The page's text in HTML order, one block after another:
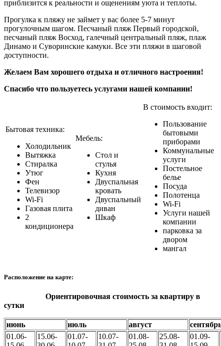
приблизится к реальности и ощенениям уюта и теплоты.
Прогулка к пляжу не займет у вас более 5-7 минут
прогулочным шагом. Песчаный пляж Первый городской,
песчаный пляж Восход, галечный центральный пляж, плаж
Динамо и Суворинские камуки. Все эти пляжи в шаговой
доступности.
Желаем Вам хорошего отдыха и отличного настроения!
Спасибо что пользуетесь услугами нашей компании!
Бытовая техника:
Холодильник
Вытяжка
Стиралка
Утюг
Фен
Телевизор
Wi-Fi
Газовая плита
2
кондиционера
Мебель:
Стол и
стулья
Кухня
Двуспальная
кровать
Двуспальный
диван
Шкаф
В стоимость входит:
Пользование
бытовыми
приборами
Коммунальные
услуги
Постельное
белье
Посуда
Полотенца
Wi-Fi
Услуги нашей
компании
парковка за
двором
мангал
Расположение на карте:
Ориентировочная стоимость за квартиру в
сутки
июнь июль август
01.06-
15.06-
01.07-
10.07-
01.08-
25.08-
01.09-